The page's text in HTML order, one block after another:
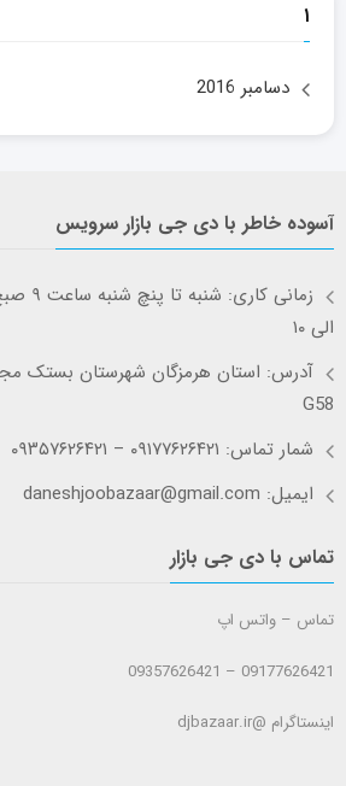
۱
دسامبر 2016
آسوده خاطر با دی جی بازار سرویس
الی ۱۰
G58
شمار تماس: ۰۹۱۷۷۶۲۶۴۲۱ – ۰۹۳۵۷۶۲۶۴۲۱
ایمیل: daneshjoobazaar@gmail.com
تماس با دی جی بازار
تماس – واتس اپ
09177626421 – 09357626421
اینستاگرام @djbazaar.ir